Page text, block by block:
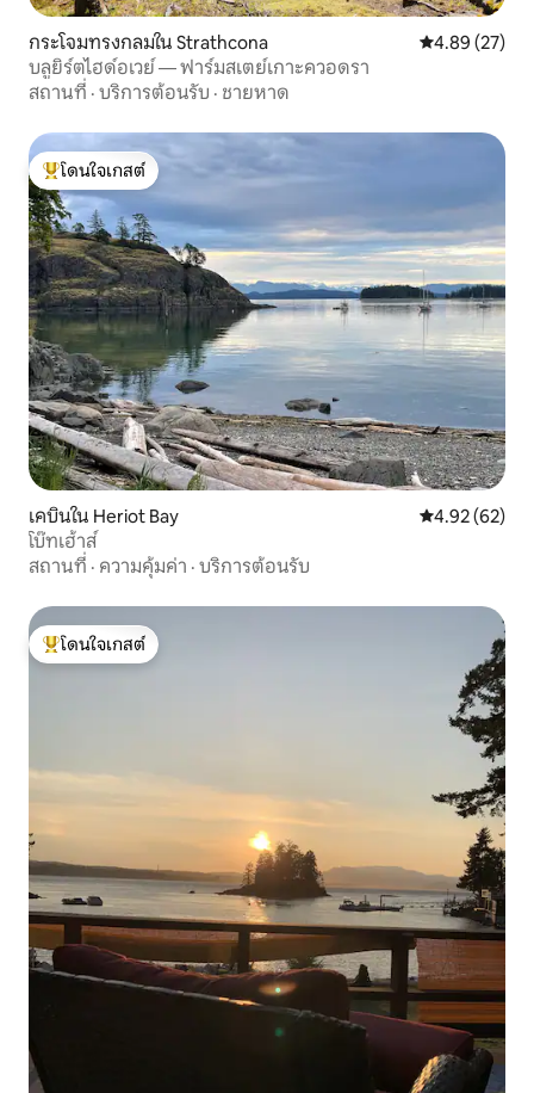
กระโจมทรงกลมใน Strathcona คะแนนเฉลี่ย
4.89 (27)
บลูยิร์ตไฮด์อเวย์ — ฟาร์มสเตย์เกาะควอดรา
สถานที่ · บริการต้อนรับ · ชายหาด
โดนใจเกสต์ที่สุด
โดนใจเกสต์
เคบินใน Heriot Bay คะแนนเฉลี่ย
4.92 (62)
โบ๊ทเฮ้าส์
สถานที่ · ความคุ้มค่า · บริการต้อนรับ
โดนใจเกสต์ที่สุด
โดนใจเกสต์